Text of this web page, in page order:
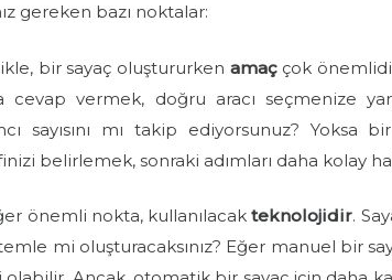
gereken bazı noktalar:
bir sayaç oluştururken amaççok
cevap vermek, doğru aracı seçmenize
sayısını mı takip ediyorsunuz? Yoksa
belirlemek, sonraki adımları daha kolay
önemli nokta, kullanılacakteknolojidir.
mi oluşturacaksınız? Eğer manuel bir